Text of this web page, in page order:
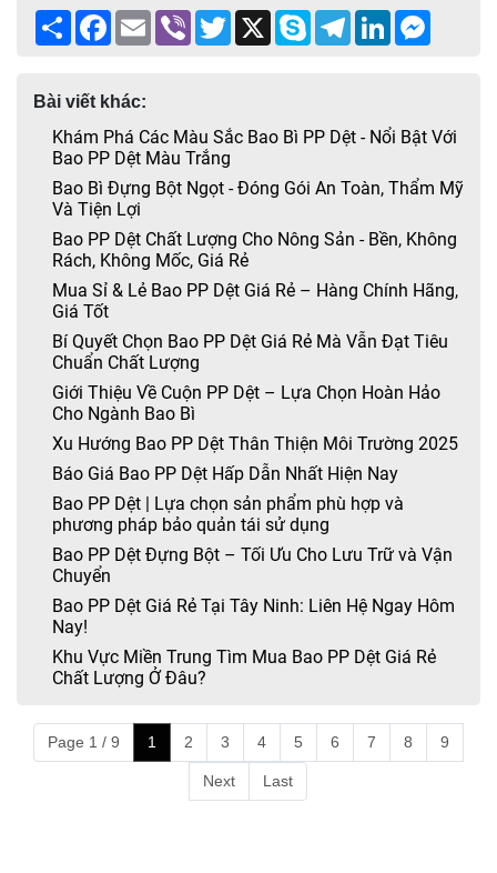
ShareFacebook
EmailViber Twitter
X SkypeTelegramLinkedIn
Bài viết khác:
Khám Phá Các Màu Sắc Bao Bì PP Dệt - Nổi Bật Với
Bao PP Dệt Màu Trắng
Bao Bì Đựng Bột Ngọt - Đóng Gói An Toàn, Thẩm Mỹ
Và Tiện Lợi
Bao PP Dệt Chất Lượng Cho Nông Sản - Bền, Không
Rách, Không Mốc, Giá Rẻ
Mua Sỉ & Lẻ Bao PP Dệt Giá Rẻ – Hàng Chính Hãng,
Giá Tốt
Bí Quyết Chọn Bao PP Dệt Giá Rẻ Mà Vẫn Đạt Tiêu
Chuẩn Chất Lượng
Giới Thiệu Về Cuộn PP Dệt – Lựa Chọn Hoàn Hảo
Cho Ngành Bao Bì
Xu Hướng Bao PP Dệt Thân Thiện Môi Trường 2025
Báo Giá Bao PP Dệt Hấp Dẫn Nhất Hiện Nay
Bao PP Dệt | Lựa chọn sản phẩm phù hợp và
phương pháp bảo quản tái sử dụng
Bao PP Dệt Đựng Bột – Tối Ưu Cho Lưu Trữ và Vận
Chuyển
Bao PP Dệt Giá Rẻ Tại Tây Ninh: Liên Hệ Ngay Hôm
Nay!
Khu Vực Miền Trung Tìm Mua Bao PP Dệt Giá Rẻ
Chất Lượng Ở Đâu?
Page 1 / 9 1 2 3 4 5 6 7 8 9
Next Last